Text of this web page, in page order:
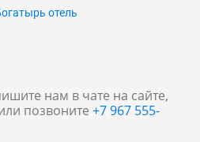
отель
нам в чате на сайте,
позвоните +7 967 555-